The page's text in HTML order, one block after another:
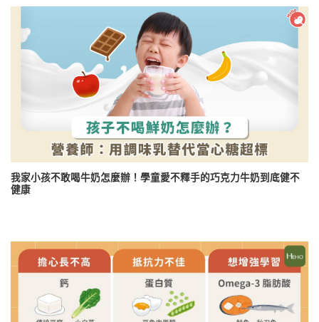
我家小孩不敢喝牛奶怎麼辦！學童愛不釋手的巧克力牛奶到底健不
健康